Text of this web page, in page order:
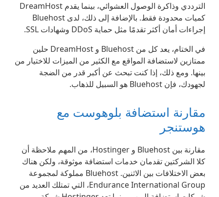
الترددي وذاكرة الوصول العشوائي، بينما يقدم DreamHost
كميات محدودة فقط. بالإضافة إلى ذلك، لدى Bluehost
إجراءات أمان أكثر تقدمًا مثل حماية DDoS وشهادات SSL.
في الختام، يعد كل من Bluehost و DreamHost حلين
ممتازين لاستضافة المواقع مع الكثير من الميزات للاختيار من
بينها. ومع ذلك، إذا كنت تبحث عن أكبر قدر من الضجة
لجهودك، فإن Bluehost هو السبيل للذهاب.
مقارنة استضافة بلوهوست مع
هوستنجر
مقارنة بين Bluehost و Hostinger، من المهم ملاحظة أن
كلا الشركتين تقدمان خدمات استضافة موثوقة، ولكن هناك
بعض الاختلافات بين الاثنين. Bluehost مملوكة لمجموعة
Endurance International Group، التي تمتلك العديد من